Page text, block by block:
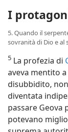
I
5. Quando il
sovranità di Dio e al
5 La profezia di
aveva mentito
disubbidito,
diventata
passare Geova
potevano